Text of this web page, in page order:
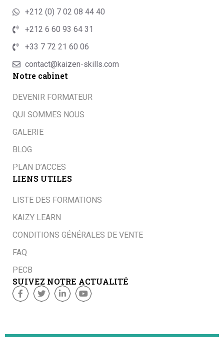
+212 (0) 7 02 08 44 40
+212 6 60 93 64 31
+33 7 72 21 60 06
contact@kaizen-skills.com
Notre cabinet
DEVENIR FORMATEUR
QUI SOMMES NOUS
GALERIE
BLOG
PLAN D’ACCES
LIENS UTILES
LISTE DES FORMATIONS
KAIZY LEARN
CONDITIONS GÉNÉRALES DE VENTE
FAQ
PECB
SUIVEZ NOTRE ACTUALITÉ